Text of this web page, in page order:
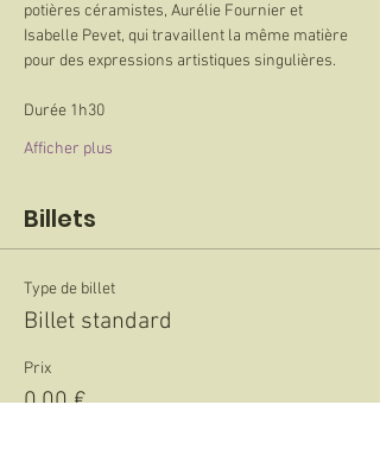
potières céramistes, Aurélie Fournier et
Isabelle Pevet, qui travaillent la même matière
pour des expressions artistiques singulières.
Durée 1h30
Afficher plus
Billets
Type de billet
Billet standard
Prix
0,00 €